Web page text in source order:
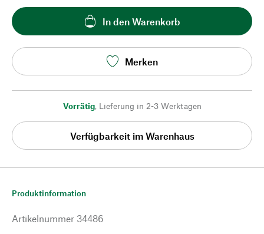
In den Warenkorb
Merken
Vorrätig, Lieferung in 2-3 Werktagen
Verfügbarkeit im Warenhaus
Produktinformation
Artikelnummer 34486